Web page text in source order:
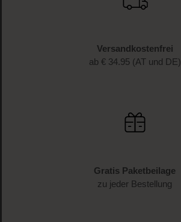
Versandkostenfrei
ab € 34.95 (AT und DE)
Gratis Paketbeilage
zu jeder Bestellung